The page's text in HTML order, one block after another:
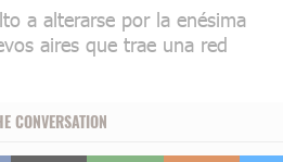
a alterarse por la enésima
aires que trae una red
CONVERSATION